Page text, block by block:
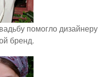
помогло дизайнеру
бренд.